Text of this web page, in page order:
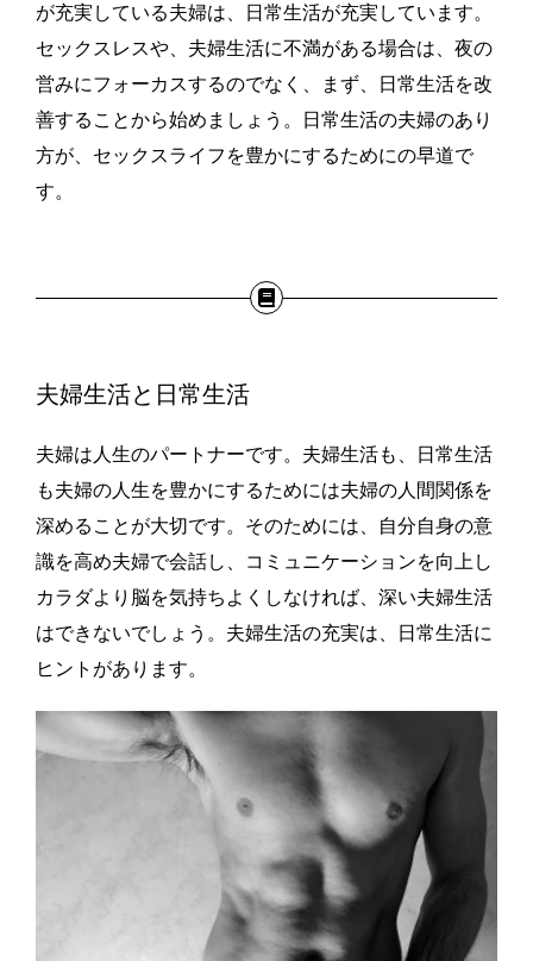
が充実している夫婦は、日常生活が充実しています。
セックスレスや、夫婦生活に不満がある場合は、夜の
営みにフォーカスするのでなく、まず、日常生活を改
善することから始めましょう。日常生活の夫婦のあり
方が、セックスライフを豊かにするためにの早道で
す。
夫婦生活と日常生活
夫婦は人生のパートナーです。夫婦生活も、日常生活
も夫婦の人生を豊かにするためには夫婦の人間関係を
深めることが大切です。そのためには、自分自身の意
識を高め夫婦で会話し、コミュニケーションを向上し
カラダより脳を気持ちよくしなければ、深い夫婦生活
はできないでしょう。夫婦生活の充実は、日常生活に
ヒントがあります。